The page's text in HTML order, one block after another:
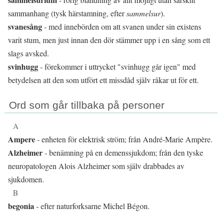
sammanhang (tysk härstamning, eftersammelsur).
svanesång- med innebörden om att svanen under sin existens
varit stum, men just innan den dör stämmer upp i en sång som ett
slags avsked.
svinhugg- förekommer i uttrycket "svinhugg går igen" med
betydelsen att den som utfört ett missdåd själv råkar ut för ett.
Ord som går tillbaka på personer
A
Ampere- enheten för elektrisk ström; från André-Marie Ampère.
Alzheimer- benämning på en demenssjukdom; från den tyske
neuropatologen Alois Alzheimer som själv drabbades av
sjukdomen.
B
begonia- efter naturforksarne Michel Bégon.